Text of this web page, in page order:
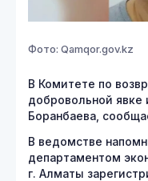
Фото: Qamqor.gov.kz
В Комитете по
добровольной явке
Боранбаева,
В ведомстве
департаментом
г. Алматы